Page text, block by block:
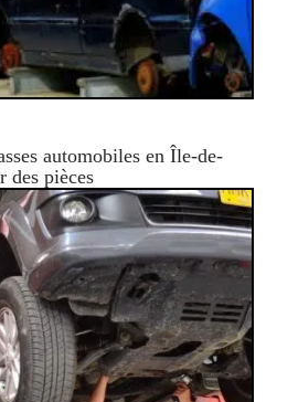
automobiles en Île-de-
des pièces